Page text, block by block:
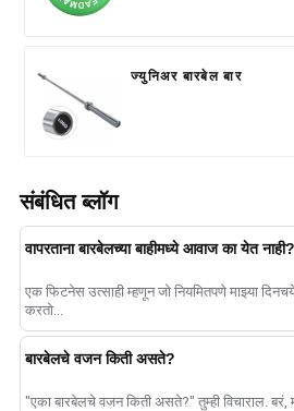
ज्युनिअर बारबेल बार
संबंधित ब्लॉग
वापरताना बारबेलच्या बाहीमध्ये आवाज का येत
एक फिटनेस उत्साही म्हणून जो नियमितपणे माझ्या
करतो...
बारबेलचे वजन किती असते?
"एका बारबेलचे वजन किती असते?" तुम्ही विचाराल. बरं,